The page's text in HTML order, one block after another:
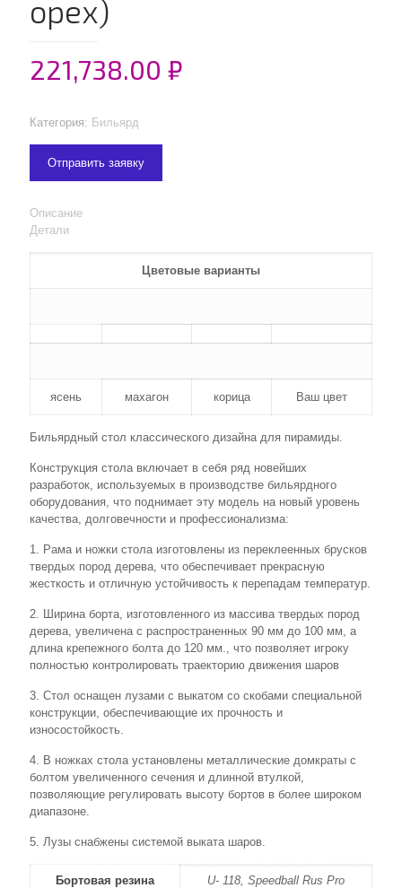
орех)
221,738.00 ₽
Категория: Бильярд
Отправить заявку
Описание
Детали
Цветовые варианты
ясень махагон корица Ваш цвет
Бильярдный стол классического дизайна для пирамиды.
Конструкция стола включает в себя ряд новейших
разработок, используемых в производстве бильярдного
оборудования, что поднимает эту модель на новый уровень
качества, долговечности и профессионализма:
1. Рама и ножки стола изготовлены из переклеенных брусков
твердых пород дерева, что обеспечивает прекрасную
жесткость и отличную устойчивость к перепадам температур.
2. Ширина борта, изготовленного из массива твердых пород
дерева, увеличена с распространенных 90 мм до 100 мм, а
длина крепежного болта до 120 мм., что позволяет игроку
полностью контролировать траекторию движения шаров
3. Стол оснащен лузами с выкатом со скобами специальной
конструкции, обеспечивающие их прочность и
износостойкость.
4. В ножках стола установлены металлические домкраты с
болтом увеличенного сечения и длинной втулкой,
позволяющие регулировать высоту бортов в более широком
диапазоне.
5. Лузы снабжены системой выката шаров.
Бортовая резина U- 118, Speedball Rus Pro